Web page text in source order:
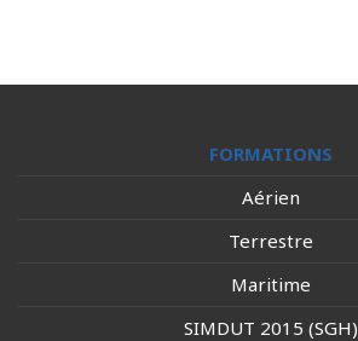
FORMATIONS
Aérien
Terrestre
Maritime
SIMDUT 2015 (SGH)